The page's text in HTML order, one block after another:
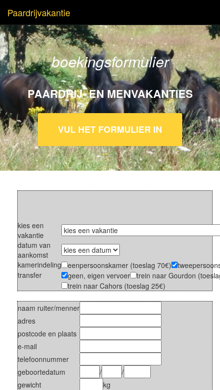
Paardrijvakantie
boekingsformulier
PAARDRIJ- EN MENVAKANTIES
VUL HET FORMULIER IN
kies een
vakantie
datum van
aankomst
kamerindeling
eenpersoonskamer (toeslag 70€)
transfer
geen, eigen vervoer
trein naar Gourdon
trein naar Cahors (toeslag 25€)
naam ruiter/menner
adres
postcode en plaats
e-mail
telefoonnummer
geboortedatum
/
/
gewicht
kg